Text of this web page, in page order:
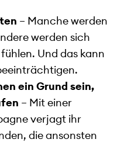
– Manche werden
werden sich
Und das kann
ein Grund sein,
– Mit einer
verjagt ihr
die ansonsten